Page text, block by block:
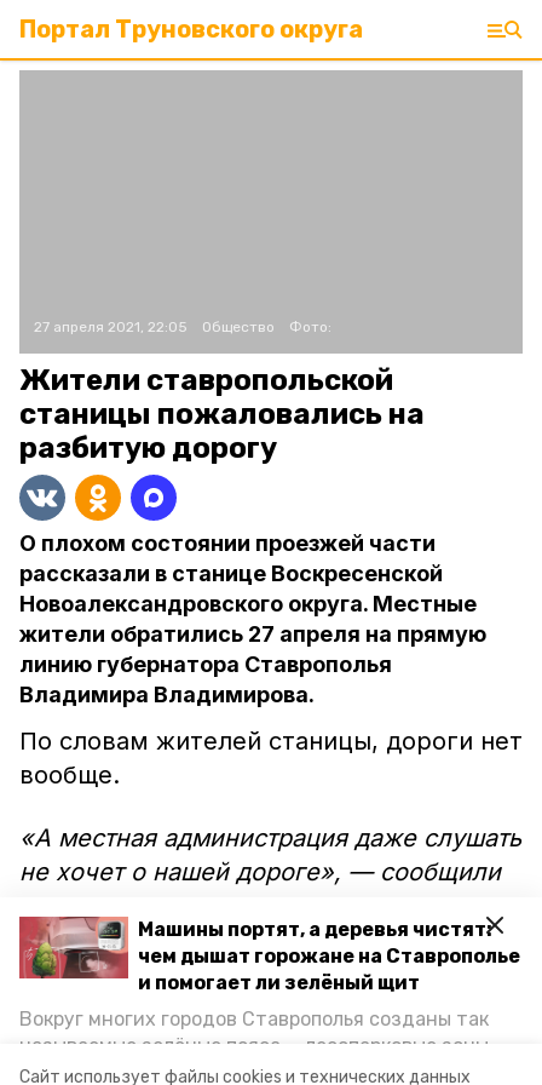
Сайт использует файлы cookies и технических данных
Машины портят, а деревья чистят:
чем дышат горожане на Ставрополье
и помогает ли зелёный щит
Вокруг многих городов Ставрополья созданы так
называемые зелёные пояса — лесопарковые зоны,
снижающие негативное воздействие выхлопных
Портал Труновского округа
27 апреля 2021, 22:05 Общество Фото:
Жители ставропольской
станицы пожаловались на
разбитую дорогу
О плохом состоянии проезжей части
рассказали в станице Воскресенской
Новоалександровского округа. Местные
жители обратились 27 апреля на прямую
линию губернатора Ставрополья
Владимира Владимирова.
По словам жителей станицы, дороги нет
вообще.
«А местная администрация даже слушать
не хочет о нашей дороге», — сообщили
Какпишетинформационное агентство
Владимиров взял вопрос на контроль. В
ситуацию должен вмешаться глава